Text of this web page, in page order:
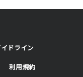
ドライン
利用規約